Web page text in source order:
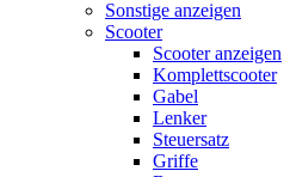
Sonstige anzeigen
Scooter
Scooter anzeigen
Komplettscooter
Gabel
Lenker
Steuersatz
Griffe